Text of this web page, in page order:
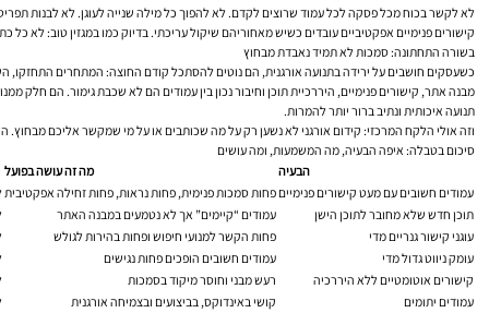
לא לקשר בכוח מכל פסקה לכל עמוד שרוצים לקדם. לא להפוך כל מילה שנייה לעוגן. לא לבנות
קישורים פנימיים אפקטיביים עובדים כשיש מאחוריהם שיקול עריכתי. בדיוק כמו במגזין טוב:
בשורה התחתונה: סמכות לא תמיד נאבדת מבחוץ
כשעסקים חושבים על ירידה בתנועה אורגנית, הם נוטים להסתכל קודם החוצה: המתחרים התחזקו,
מבנה אתר, קישורים פנימיים, היררכיית תוכן וחיבור נכון בין עמודים הם לא שכבת גימור. הם חלק
תנועה איכותית ונתיב ברור יותר להמרות.
וזה אולי הלקח המרכזי: קידום אורגני לא נשען רק על מה שכותבים או על מי שמקשר אליכם
סיכום בטבלה: איפה הבעיה, מה המשמעות, ומה עושים
הבעיה
מה זה עושה בפועל
עמודים חשובים עם מעט קישורים פנימייםפחות סמכות פנימית, פחות נראות, פחות זחילה אפקטיבית
תוכן חדש שלא מחובר לתוכן הישן
עמודים “קיימים” אך לא נטמעים במבנה האתר
עוגני קישור גנריים מדי
פחות הקשר למנועי חיפוש ופחות בהירות לגולש
עומק ניווט גדול מדי
עמודים חשובים הופכים פחות נגישים
קישורים אוטומטיים ללא היררכיה
רעש מבני וחוסר מיקוד בסמכות
עמודים יתומים
קושי באינדוקס, בביצועים ובצמיחה אורגנית